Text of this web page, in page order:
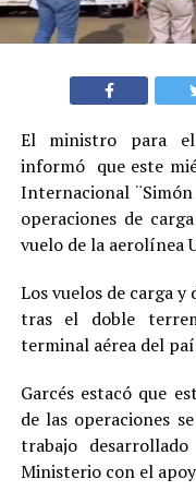
El ministro para el
informó que este
Internacional
operaciones de
vuelo de la aerolínea
Los vuelos de carga
tras el doble
terminal aérea del
Garcés estacó que
de las operaciones
trabajo
Ministerio con el